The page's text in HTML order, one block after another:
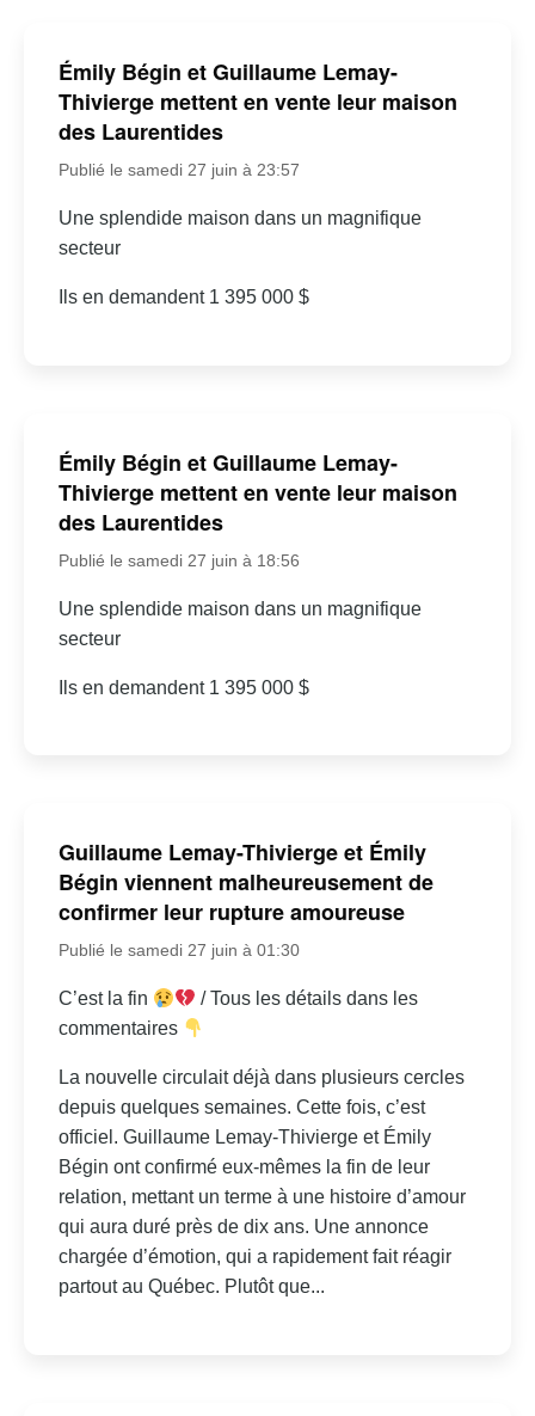
Émily Bégin et Guillaume Lemay-
Thivierge mettent en vente leur maison
des Laurentides
Publié le samedi 27 juin à 23:57
Une splendide maison dans un magnifique
secteur
Ils en demandent 1 395 000 $
Émily Bégin et Guillaume Lemay-
Thivierge mettent en vente leur maison
des Laurentides
Publié le samedi 27 juin à 18:56
Une splendide maison dans un magnifique
secteur
Ils en demandent 1 395 000 $
Guillaume Lemay-Thivierge et Émily
Bégin viennent malheureusement de
confirmer leur rupture amoureuse
Publié le samedi 27 juin à 01:30
C’est la fin
/ Tous les détails dans les
commentaires
La nouvelle circulait déjà dans plusieurs cercles
depuis quelques semaines. Cette fois, c’est
officiel. Guillaume Lemay-Thivierge et Émily
Bégin ont confirmé eux-mêmes la fin de leur
relation, mettant un terme à une histoire d’amour
qui aura duré près de dix ans. Une annonce
chargée d’émotion, qui a rapidement fait réagir
partout au Québec. Plutôt que...